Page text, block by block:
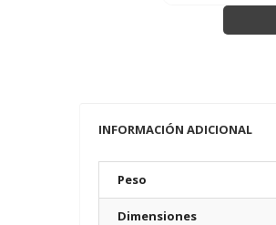
INFORMACIÓN ADICIONAL
Peso
Dimensiones